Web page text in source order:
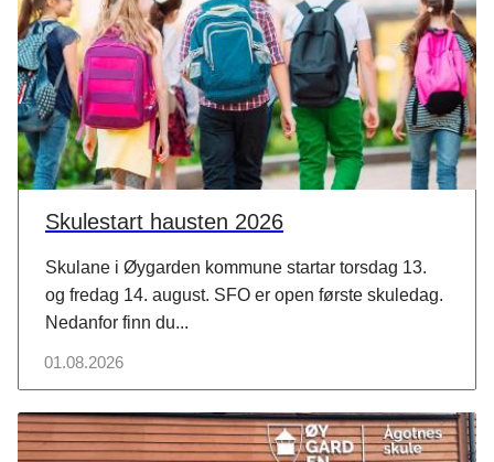
01.08.2026
Skulestart hausten 2026
Skulane i Øygarden kommune startar torsdag 13.
og fredag 14. august. SFO er open første skuledag.
Nedanfor finn du...